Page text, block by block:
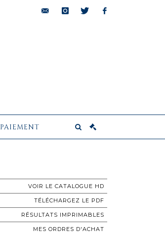
PAIEMENT
VOIR LE CATALOGUE HD
TÉLÉCHARGEZ LE PDF
RÉSULTATS IMPRIMABLES
MES ORDRES D'ACHAT